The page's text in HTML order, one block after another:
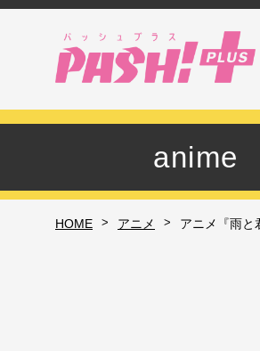
anime
HOME > アニメ > アニメ『雨と